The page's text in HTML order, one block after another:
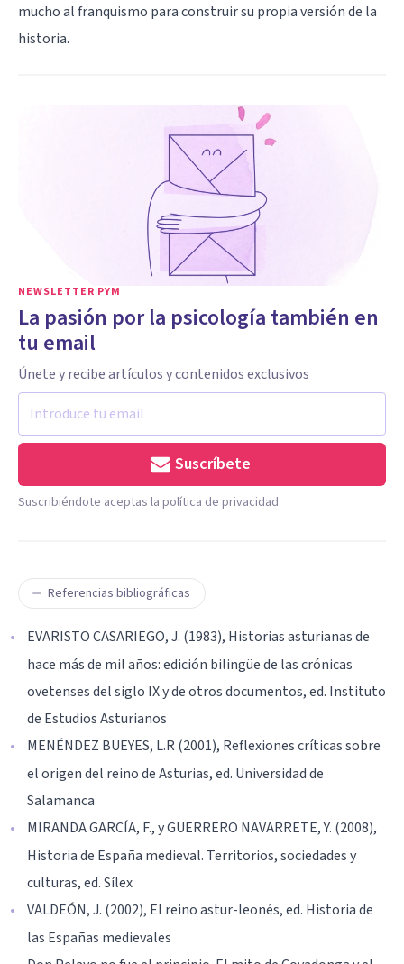
mucho al franquismo para construir su propia versión de la
historia.
NEWSLETTER PYM
La pasión por la psicología también en
tu email
Únete y recibe artículos y contenidos exclusivos
Suscríbete
Suscribiéndote aceptas la política de privacidad
Referencias bibliográficas
EVARISTO CASARIEGO, J. (1983), Historias asturianas de
hace más de mil años: edición bilingüe de las crónicas
ovetenses del siglo IX y de otros documentos, ed. Instituto
de Estudios Asturianos
MENÉNDEZ BUEYES, L.R (2001), Reflexiones críticas sobre
el origen del reino de Asturias, ed. Universidad de
Salamanca
MIRANDA GARCÍA, F., y GUERRERO NAVARRETE, Y. (2008),
Historia de España medieval. Territorios, sociedades y
culturas, ed. Sílex
VALDEÓN, J. (2002), El reino astur-leonés, ed. Historia de
las Españas medievales